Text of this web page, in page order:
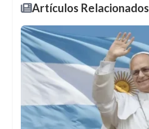
Artículos Relacionados